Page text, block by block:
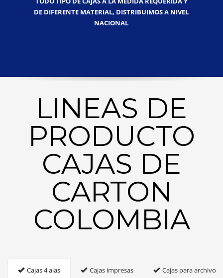
DE DIFERENTE MATERIAL, DISTRIBUIMOS A NIVEL
NACIONAL
LINEAS DE
PRODUCTO
CAJAS DE
CARTON
COLOMBIA
Cajas 4 alas Cajas impresas Cajas para archivo